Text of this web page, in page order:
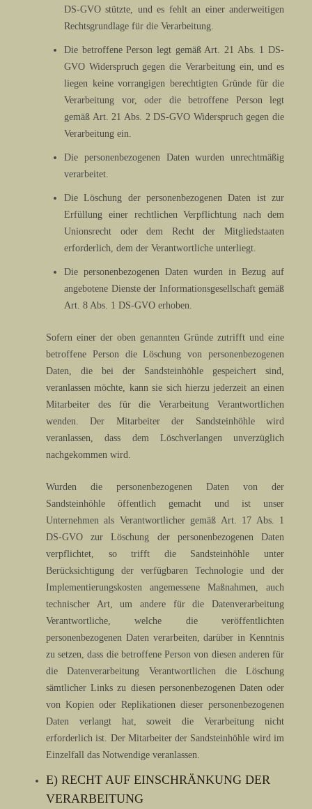
DS-GVO stützte, und es fehlt an einer anderweitigen
Rechtsgrundlage für die Verarbeitung.
Die betroffene Person legt gemäß Art. 21 Abs. 1 DS-
GVO Widerspruch gegen die Verarbeitung ein, und es
liegen keine vorrangigen berechtigten Gründe für die
Verarbeitung vor, oder die betroffene Person legt
gemäß Art. 21 Abs. 2 DS-GVO Widerspruch gegen die
Verarbeitung ein.
Die personenbezogenen Daten wurden unrechtmäßig
verarbeitet.
Die Löschung der personenbezogenen Daten ist zur
Erfüllung einer rechtlichen Verpflichtung nach dem
Unionsrecht oder dem Recht der Mitgliedstaaten
erforderlich, dem der Verantwortliche unterliegt.
Die personenbezogenen Daten wurden in Bezug auf
angebotene Dienste der Informationsgesellschaft gemäß
Art. 8 Abs. 1 DS-GVO erhoben.
Sofern einer der oben genannten Gründe zutrifft und eine
betroffene Person die Löschung von personenbezogenen
Daten, die bei der Sandsteinhöhle gespeichert sind,
veranlassen möchte, kann sie sich hierzu jederzeit an einen
Mitarbeiter des für die Verarbeitung Verantwortlichen
wenden. Der Mitarbeiter der Sandsteinhöhle wird
veranlassen, dass dem Löschverlangen unverzüglich
nachgekommen wird.
Wurden die personenbezogenen Daten von der
Sandsteinhöhle öffentlich gemacht und ist unser
Unternehmen als Verantwortlicher gemäß Art. 17 Abs. 1
DS-GVO zur Löschung der personenbezogenen Daten
verpflichtet, so trifft die Sandsteinhöhle unter
Berücksichtigung der verfügbaren Technologie und der
Implementierungskosten angemessene Maßnahmen, auch
technischer Art, um andere für die Datenverarbeitung
Verantwortliche, welche die veröffentlichten
personenbezogenen Daten verarbeiten, darüber in Kenntnis
zu setzen, dass die betroffene Person von diesen anderen für
die Datenverarbeitung Verantwortlichen die Löschung
sämtlicher Links zu diesen personenbezogenen Daten oder
von Kopien oder Replikationen dieser personenbezogenen
Daten verlangt hat, soweit die Verarbeitung nicht
erforderlich ist. Der Mitarbeiter der Sandsteinhöhle wird im
Einzelfall das Notwendige veranlassen.
E) RECHT AUF EINSCHRÄNKUNG DER
VERARBEITUNG